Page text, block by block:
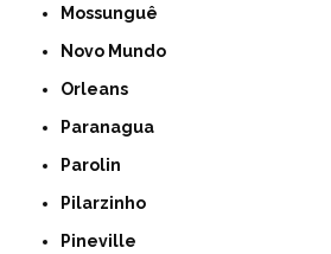
Mossunguê
Novo Mundo
Orleans
Paranagua
Parolin
Pilarzinho
Pineville